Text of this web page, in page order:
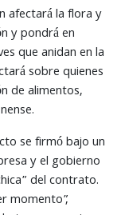
afectará la flora y
y pondrá en
que anidan en la
sobre quienes
de alimentos,
se firmó bajo un
y el gobierno
del contrato.
momento”,